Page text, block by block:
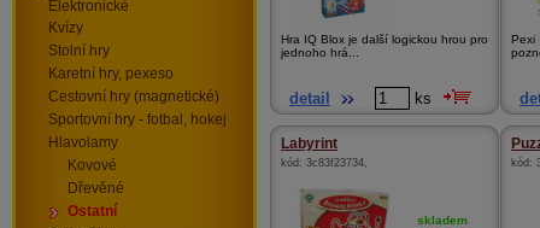
Hra IQ Blox je další logickou hrou pro
jednoho hrá...
detail ks
Pexi
Labyrint
kód: 3c83f23734,
skladem
kód:
Elektronické
Kvízy
Stolní hry
Karetní hry, pexeso
Cestovní hry (magnetické)
Sportovní hry - fotbal, hokej
Hlavolamy
Kovové
Dřevěné
Ostatní